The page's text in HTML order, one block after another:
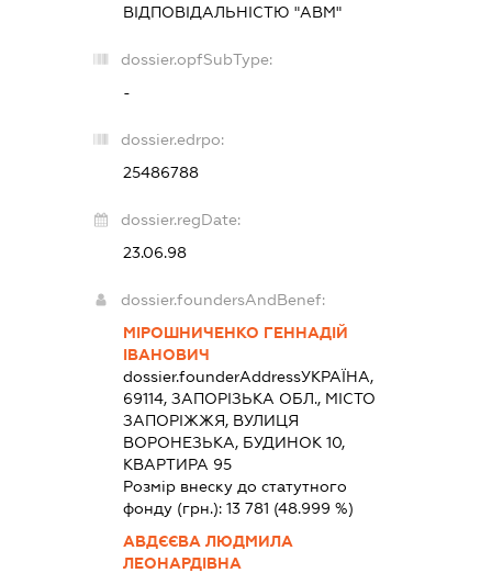
ВІДПОВІДАЛЬНІСТЮ "АВМ"
dossier.opfSubType:
-
dossier.edrpo:
25486788
dossier.regDate:
23.06.98
dossier.foundersAndBenef:
МІРОШНИЧЕНКО ГЕННАДІЙ
ІВАНОВИЧ
dossier.founderAddressУКРАЇНА,
69114, ЗАПОРІЗЬКА ОБЛ., МІСТО
ЗАПОРІЖЖЯ, ВУЛИЦЯ
ВОРОНЕЗЬКА, БУДИНОК 10,
КВАРТИРА 95
Розмір внеску до статутного
фонду (грн.):13 781 (48.999 %)
АВДЄЄВА ЛЮДМИЛА
ЛЕОНАРДІВНА